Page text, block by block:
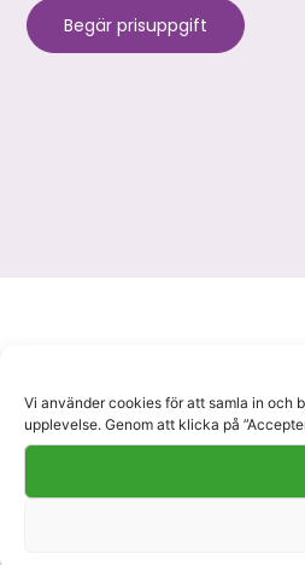
Vi använder cookies för att samla in och
upplevelse. Genom att klicka på
Begär prisuppgift
Stockholm som
Bohagsflytt i
Stockholm